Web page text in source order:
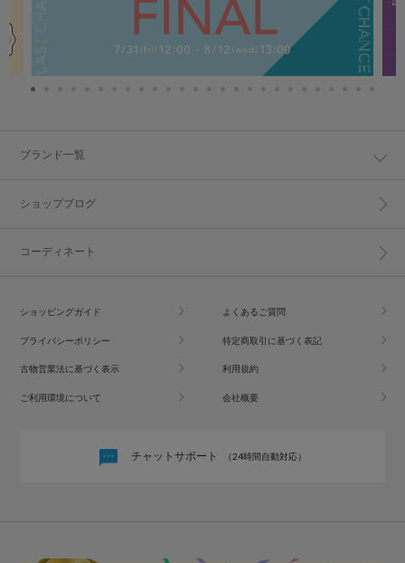
ブランド一覧
ショップブログ
コーディネート
ショッピングガイド よくあるご質問
プライバシーポリシー 特定商取引に基づく表記
古物営業法に基づく表示 利用規約
ご利用環境について 会社概要
チャットサポート （24時間自動対応）